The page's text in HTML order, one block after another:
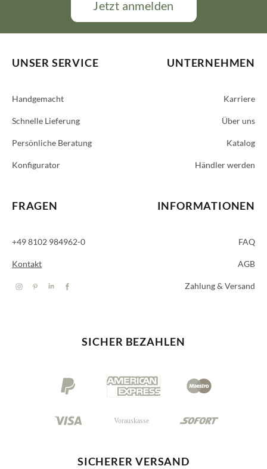
Jetzt anmelden
UNSER SERVICE
Handgemacht
Schnelle Lieferung
Persönliche Beratung
Konfigurator
FRAGEN
+49 8102 984962-0
Kontakt
UNTERNEHMEN
Karriere
Über uns
Katalog
Händler werden
INFORMATIONEN
FAQ
AGB
Zahlung & Versand
SICHER BEZAHLEN
SICHERER VERSAND